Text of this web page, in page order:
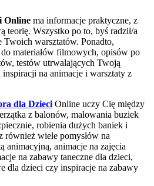
Online ma informacje praktyczne, z
teorię. Wszystko po to, byś radził/a
Twoich warsztatów. Ponadto,
materiałów filmowych, opisów po
testów utrwalających Twoją
na animacje i warsztaty z
dla DzieciOnline uczy Cię między
z balonów, malowania buziek
robienia dużych baniek i
również wiele pomysłów na
animacyjną, animacje na zajęcia
na zabawy taneczne dla dzieci,
dla dzieci czy inspiracje na zabawy